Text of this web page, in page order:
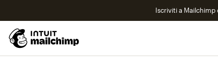
Iscriviti a Mailchimp